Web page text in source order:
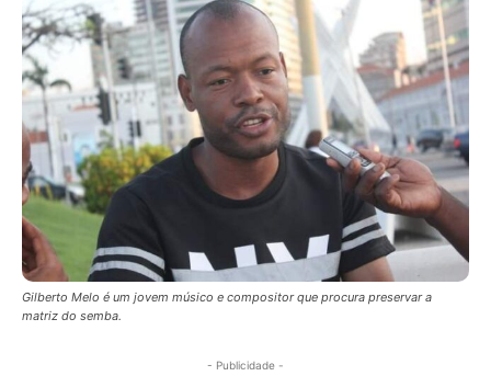
Gilberto Melo é um jovem músico e compositor que procura preservar a
matriz do semba.
- Publicidade -